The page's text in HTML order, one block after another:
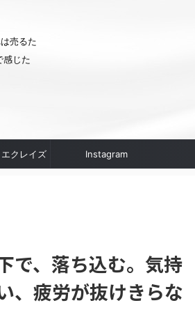
売るた
感じた
クレイズ Instagram
で、落ち込む。気持
、疲労が抜けきらな